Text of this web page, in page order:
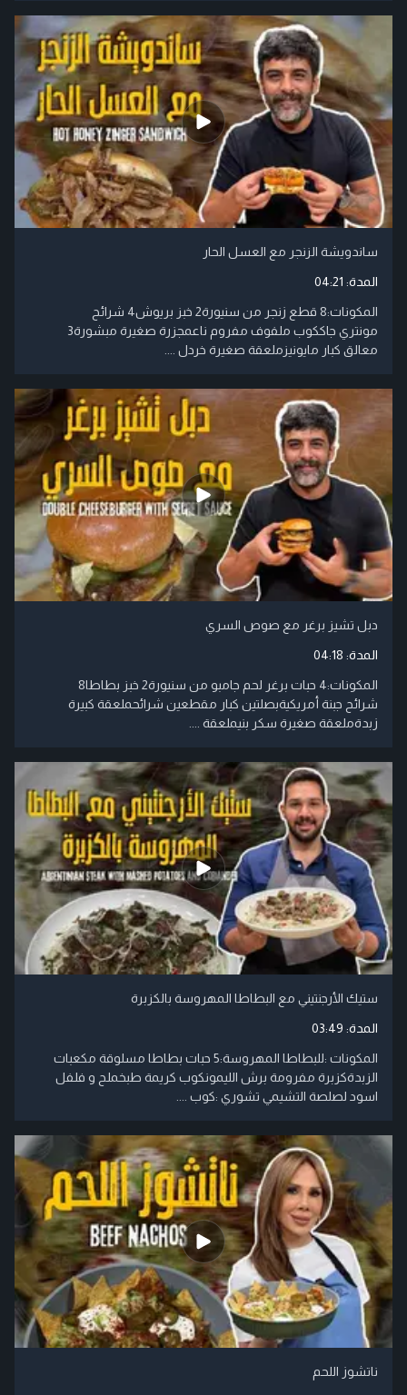
ساندويشة الزنجر مع العسل الحار
المدة: 04:21
المكونات:8 قطع زنجر من سنيورة2 خبز بريوش4 شرائح
مونتري جاككوب ملفوف مفروم ناعمجزرة صغيرة مبشورة3
معالق كبار مايونيزملعقة صغيرة خردل ....
دبل تشيز برغر مع صوص السري
المدة: 04:18
المكونات:4 حبات برغر لحم جامبو من سنيورة2 خبز بطاطا8
شرائح جبنة أمريكيةبصلتين كبار مقطعين شرائحملعقة كبيرة
زبدةملعقة صغيرة سكر بنيملعقة ....
ستيك الأرجنتيني مع البطاطا المهروسة بالكزبرة
المدة: 03:49
المكونات :للبطاطا المهروسة:5 حبات بطاطا مسلوقة مكعبات
الزبدةكزبرة مفرومة برش الليمونكوب كريمة طبخملح و فلفل
اسود لصلصة التشيمي تشوري :كوب ....
ناتشوز اللحم